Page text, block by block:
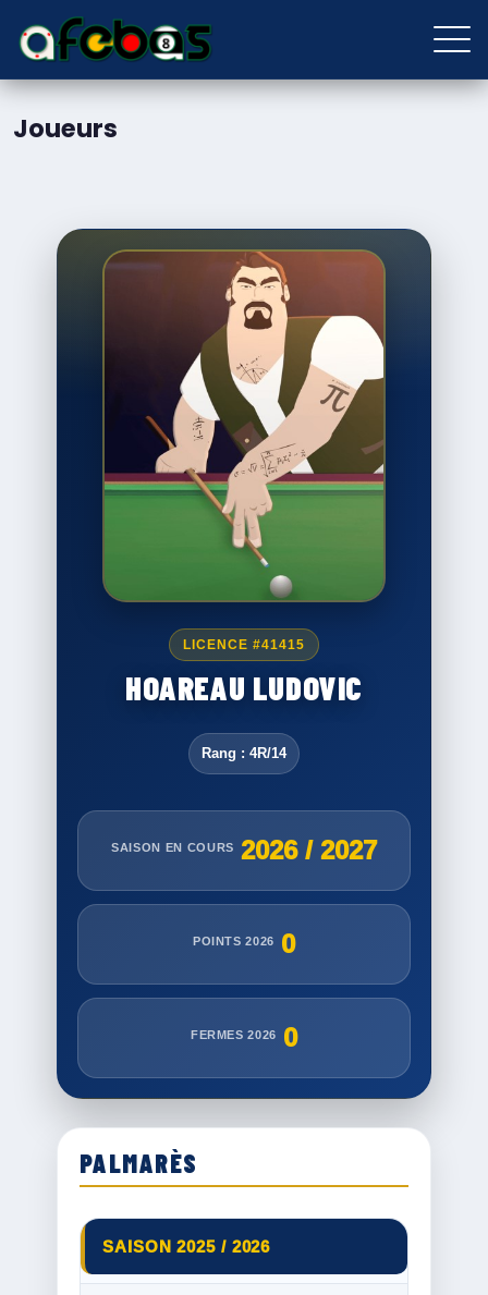
Joueurs
LICENCE #41415
HOAREAU LUDOVIC
Rang : 4R/14
SAISON EN COURS 2026 / 2027
POINTS 2026 0
FERMES 2026 0
PALMARÈS
SAISON 2025 / 2026